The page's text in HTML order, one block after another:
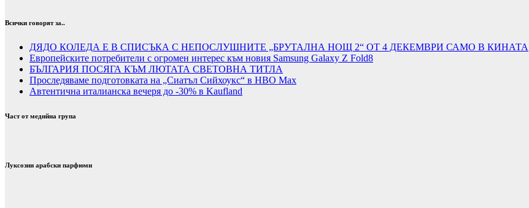
Всички говорят за..
ДЯДО КОЛЕДА Е В СПИСЪКА С НЕПОСЛУШНИТЕ „БРУТАЛНА НОЩ 2“ ОТ 4 ДЕКЕМВРИ САМО В КИНАТА
Европейските потребители с огромен интерес към новия Samsung Galaxy Z Fold8
БЪЛГАРИЯ ПОСЯГА КЪМ ЛЮТАТА СВЕТОВНА ТИТЛА
Проследяваме подготовката на „Сиатъл Сийхоукс“ в HBO Max
Автентична италианска вечеря до -30% в Kaufland
Част от медийна група
Луксозни арабски парфюми